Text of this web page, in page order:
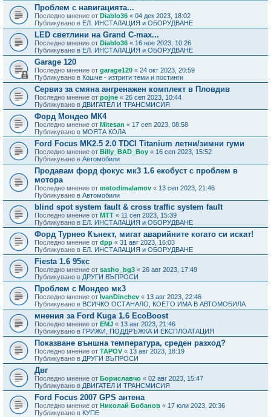
Проблем с навигацията...
Последно мнение от Diablo36 « 04 дек 2023, 18:02
Публикувано в ЕЛ. ИНСТАЛАЦИЯ и ОБОРУДВАНЕ
LED светлини на Grand C-max...
Последно мнение от Diablo36 « 16 ное 2023, 10:26
Публикувано в ЕЛ. ИНСТАЛАЦИЯ и ОБОРУДВАНЕ
Garage 120
Последно мнение от garage120 « 24 окт 2023, 20:59
Публикувано в Кошче - изтрити теми и постинги
Сервиз за смяна ангренажен комплект в Пловдив
Последно мнение от pojne « 26 сеп 2023, 10:44
Публикувано в ДВИГАТЕЛ И ТРАНСМИСИЯ
Форд Мондео МК4
Последно мнение от Mitesan « 17 сеп 2023, 08:58
Публикувано в МОЯТА КОЛА
Ford Focus MK2.5 2.0 TDCI Titanium летни/зимни гуми
Последно мнение от Billy_BAD_Boy « 16 сеп 2023, 15:52
Публикувано в Автомобили
Продавам форд фокус мк3 1.6 екобуст с проблем в
мотора
Последно мнение от metodimalamov « 13 сеп 2023, 21:46
Публикувано в Автомобили
blind spot system fault & cross traffic system fault
Последно мнение от MTT « 11 сеп 2023, 15:39
Публикувано в ЕЛ. ИНСТАЛАЦИЯ и ОБОРУДВАНЕ
Форд Турнео Кънект, мигат аварийните когато си искат!
Последно мнение от dpp « 31 авг 2023, 16:03
Публикувано в ЕЛ. ИНСТАЛАЦИЯ и ОБОРУДВАНЕ
Fiesta 1.6 95кс
Последно мнение от sasho_bg3 « 26 авг 2023, 17:49
Публикувано в ДРУГИ ВЪПРОСИ
Проблем с Мондео мк3
Последно мнение от IvanDinchev « 13 авг 2023, 22:46
Публикувано в ВСИЧКО ОСТАНАЛО, КОЕТО ИМА В АВТОМОБИЛА
мнения за Ford Kuga 1.6 EcoBoost
Последно мнение от EMJ « 13 авг 2023, 21:46
Публикувано в ГРИЖИ, ПОДДРЪЖКА И ЕКСПЛОАТАЦИЯ
Показване външна температура, среден разход?
Последно мнение от TAPOV« 13 авг 2023, 18:19
Публикувано в ДРУГИ ВЪПРОСИ
Двг
Последно мнение от Бориславчо « 02 авг 2023, 15:47
Публикувано в ДВИГАТЕЛ И ТРАНСМИСИЯ
Ford Focus 2007 GPS антена
Последно мнение от Николай Бобанов « 17 юли 2023, 20:36
Публикувано в КУПЕ